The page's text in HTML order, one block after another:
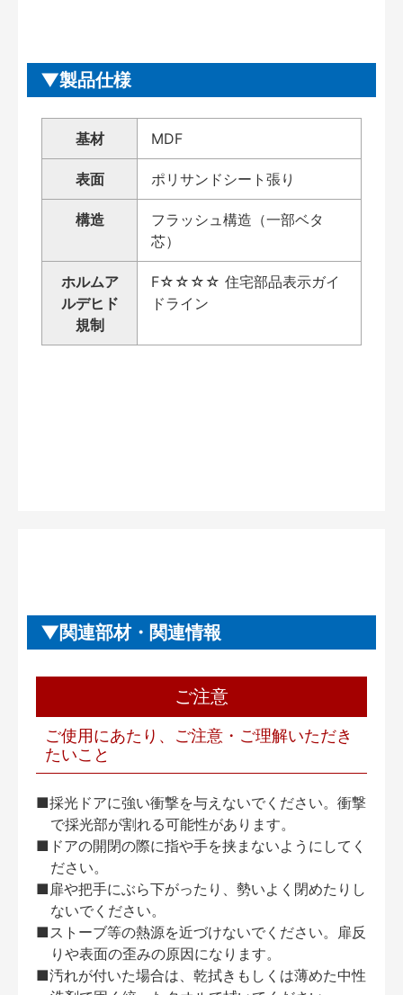
製品仕様
基材 MDF
表面 ポリサンドシート張り
構造
フラッシュ構造（一部ベタ
芯）
ホルムア
ルデヒド
規制
F☆☆☆☆ 住宅部品表示ガイ
ドライン
関連部材・関連情報
ご注意
ご使用にあたり、ご注意・ご理解いただき
たいこと
■採光ドアに強い衝撃を与えないでください。衝撃
で採光部が割れる可能性があります。
■ドアの開閉の際に指や手を挟まないようにしてく
ださい。
■扉や把手にぶら下がったり、勢いよく閉めたりし
ないでください。
■ストーブ等の熱源を近づけないでください。扉反
りや表面の歪みの原因になります。
■汚れが付いた場合は、乾拭きもしくは薄めた中性